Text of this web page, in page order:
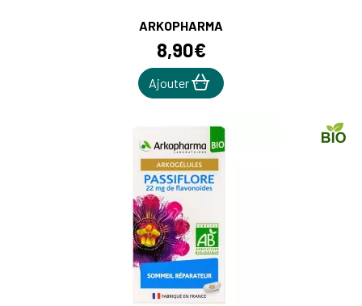
ARKOPHARMA
8,90€
Ajouter